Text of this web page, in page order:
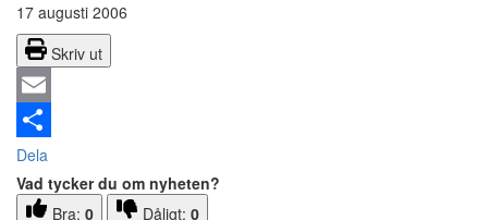
17 augusti 2006
Skriv ut
Email
Dela
Vad tycker du om nyheten?
Bra: 0 Dåligt: 0